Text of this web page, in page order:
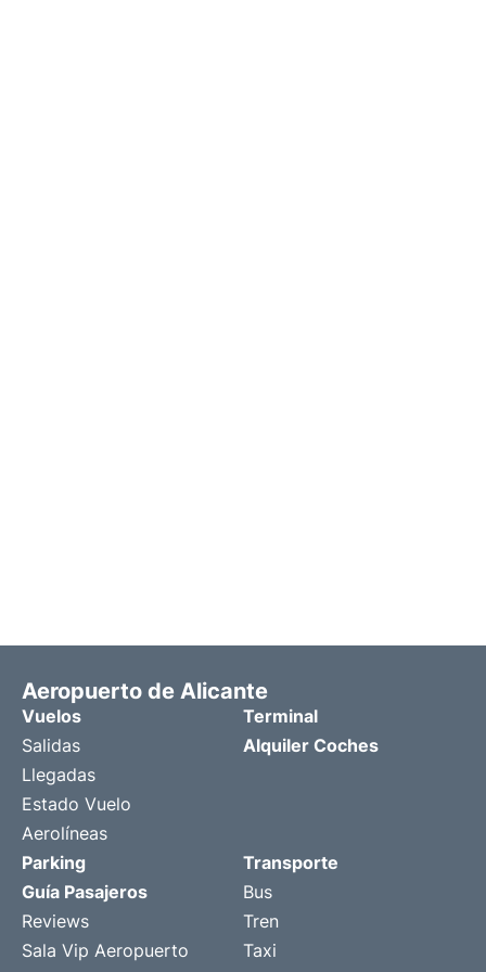
Aeropuerto de Alicante
Vuelos
Salidas
Llegadas
Estado Vuelo
Aerolíneas
Terminal
Alquiler Coches
Parking
Guía Pasajeros
Reviews
Sala Vip Aeropuerto
Transporte
Bus
Tren
Taxi